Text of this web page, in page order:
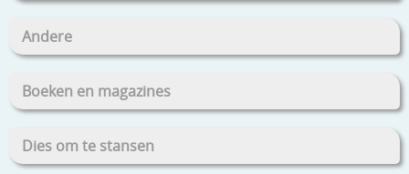
Andere
Boeken en magazines
Dies om te stansen